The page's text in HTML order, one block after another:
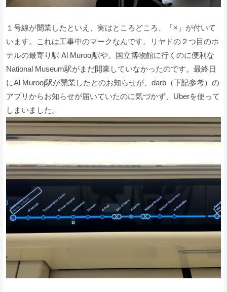
１号線が開業したといえ、実はところどころ、「×」が付いて
います。これは工事中のマークなんです。リヤドの２つ目のホ
テルの最寄り駅 Al Murooj駅や、国立博物館に行くのに便利な
National Museum駅がまだ開業していなかったのです。最終日
にAl Murooj駅が開業したとのお知らせが、darb（下記参考）の
アプリからお知らせが届いていたのに気づかず、Uberを使って
しまいました。